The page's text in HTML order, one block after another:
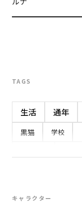
TAGS
生活 通年
黒猫
学校
キャラクター